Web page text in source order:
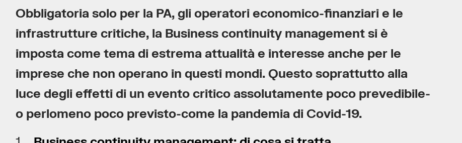
Obbligatoria solo per la PA, gli operatori economico-finanziari e le
infrastrutture critiche, la Business continuity management si è
imposta come tema di estrema attualità e interesse anche per le
imprese che non operano in questi mondi. Questo soprattutto alla
luce degli effetti di un evento critico assolutamente poco prevedibile-
o perlomeno poco previsto-come la pandemia di Covid-19.